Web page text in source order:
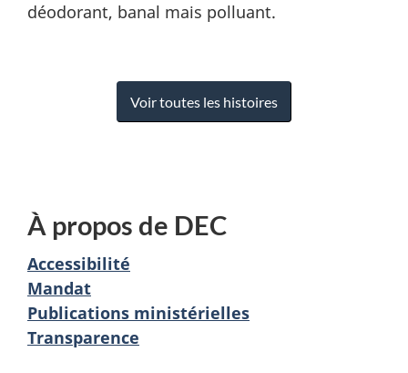
déodorant, banal mais polluant.
Voir toutes les histoires
À propos de DEC
Accessibilité
Mandat
Publications ministérielles
Transparence